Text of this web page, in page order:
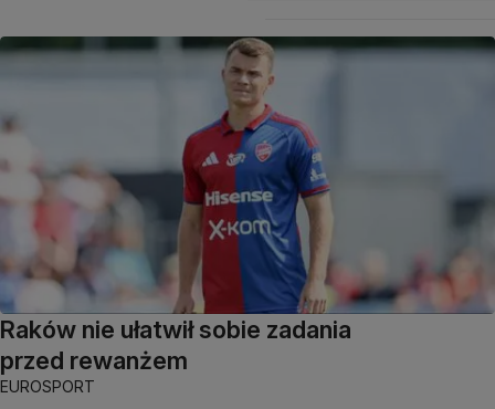
Raków nie ułatwił sobie zadania
przed rewanżem
EUROSPORT